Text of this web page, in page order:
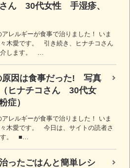
ん 30代女性 手湿疹、
レルギーが食事で治りました！ いま
木愛です。 引き続き、ヒナチコさん
介します。 …
因は食事だった! 写真
ヒナチコさん 30代女
症）
レルギーが食事で治りました！ いま
木愛です。 今日は、サイトの読者さ
す。 ■…
ったごはんと簡単レシ